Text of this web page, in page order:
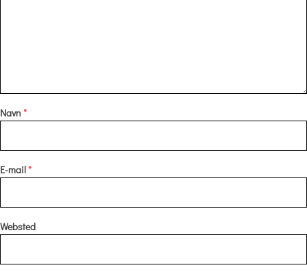
Navn *
E-mail*
Websted